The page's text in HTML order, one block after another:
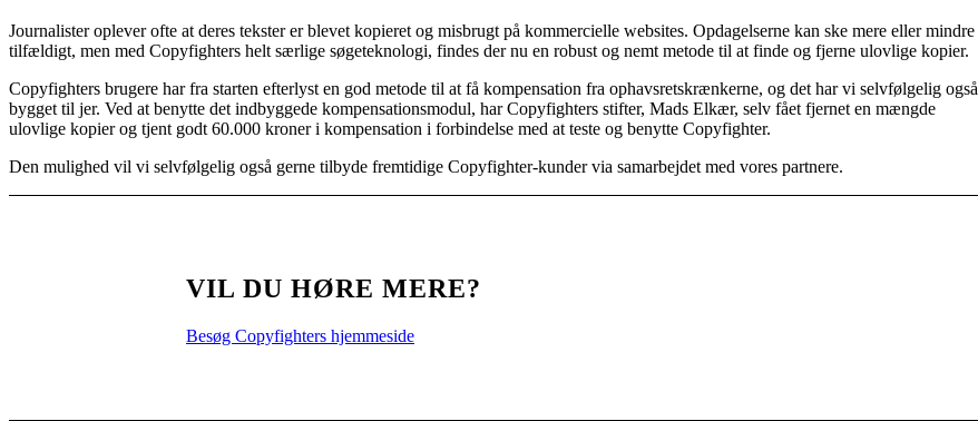
Journalister oplever ofte at deres tekster er blevet kopieret og misbrugt på kommercielle websites. Opdagelserne kan ske mere eller mindre
tilfældigt, men med Copyfighters helt særlige søgeteknologi, findes der nu en robust og nemt metode til at finde og fjerne ulovlige kopier.
Copyfighters brugere har fra starten efterlyst en god metode til at få kompensation fra ophavsretskrænkerne, og det har vi selvfølgelig også
bygget til jer. Ved at benytte det indbyggede kompensationsmodul, har Copyfighters stifter, Mads Elkær, selv fået fjernet en mængde
ulovlige kopier og tjent godt 60.000 kroner i kompensation i forbindelse med at teste og benytte Copyfighter.
Den mulighed vil vi selvfølgelig også gerne tilbyde fremtidige Copyfighter-kunder via samarbejdet med vores partnere.
VIL DU HØRE MERE?
Besøg Copyfighters hjemmeside